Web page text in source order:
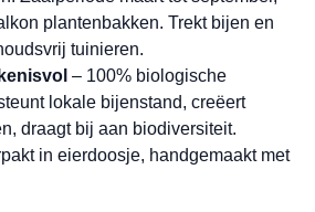
plantenbakken. Trekt bijen en
tuinieren.
– 100% biologische
lokale bijenstand, creëert
draagt bij aan biodiversiteit.
in eierdoosje, handgemaakt met